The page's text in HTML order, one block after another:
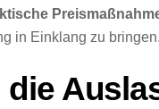
in Einklang zu bringen.
die